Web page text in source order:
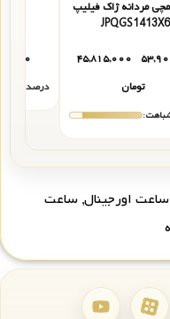
مردانه ژاک فیلیپ
JPQGS1413X6
۴۵,۸۱۵,۰۰۰
تومان
درصد
ساعت اورجینال, ساعت